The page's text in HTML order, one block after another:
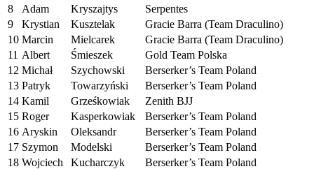
8
Adam Kryszajtys
Serpentes
9
Krystian Kusztelak
Gracie Barra (Team Draculino)
10 Marcin Mielcarek
Gracie Barra (Team Draculino)
11 Albert Śmieszek
Gold Team Polska
12 Michał Szychowski
Berserker’s Team Poland
13 Patryk Towarzyński
Berserker’s Team Poland
14 Kamil Grześkowiak
Zenith BJJ
15 Roger Kasperkowiak
Berserker’s Team Poland
16 Aryskin Oleksandr
Berserker’s Team Poland
17 Szymon Modelski
Berserker’s Team Poland
18 Wojciech Kucharczyk
Berserker’s Team Poland